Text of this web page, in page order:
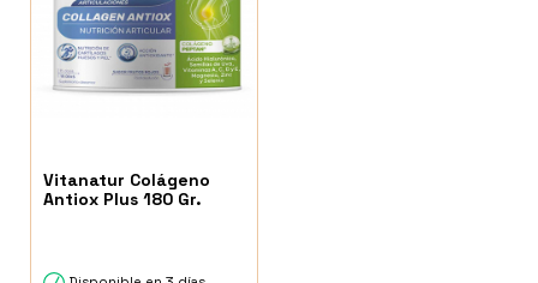
Vitanatur Colágeno
Antiox Plus 180 Gr.